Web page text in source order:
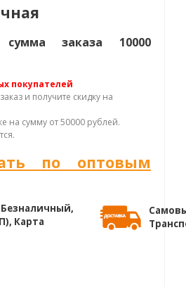
сумма заказа 10000
покупателей
и получите скидку на
на сумму от 50000 рублей.
по оптовым
Карта